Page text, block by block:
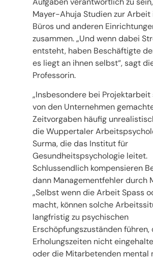
Mayer-Ahuja Studien zur Arbeit
Büros und anderen
zusammen. „Und wenn dabei
entsteht, haben Beschäftigte
es liegt an ihnen selbst“, sagt
Professorin.
„Insbesondere bei Projektarbeit
von den Unternehmen
Zeitvorgaben häufig
die Wuppertaler
Surma, die das Institut für
Gesundheitspsychologie leitet.
Schlussendlich kompensieren
dann Managementfehler durch
„Selbst wenn die Arbeit Spass
macht, können solche
langfristig zu psychischen
Erschöpfungszuständen führen,
Erholungszeiten nicht
oder die Mitarbetenden mental